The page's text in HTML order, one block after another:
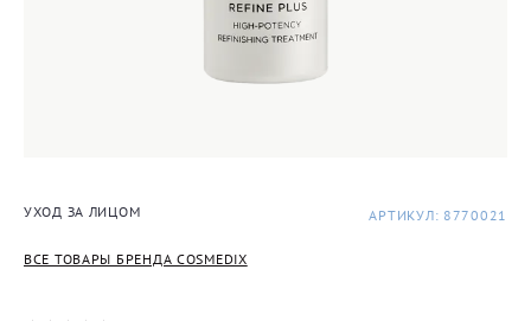
УХОД ЗА ЛИЦОМ
ВСЕ ТОВАРЫ БРЕНДА COSMEDIX
АРТИКУЛ: 8770021